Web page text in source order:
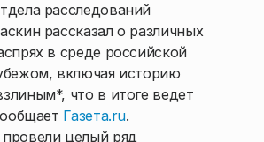
расследований
рассказал о различных
в среде российской
включая историю
что в итоге ведет
Газета.ru.
целый ряд